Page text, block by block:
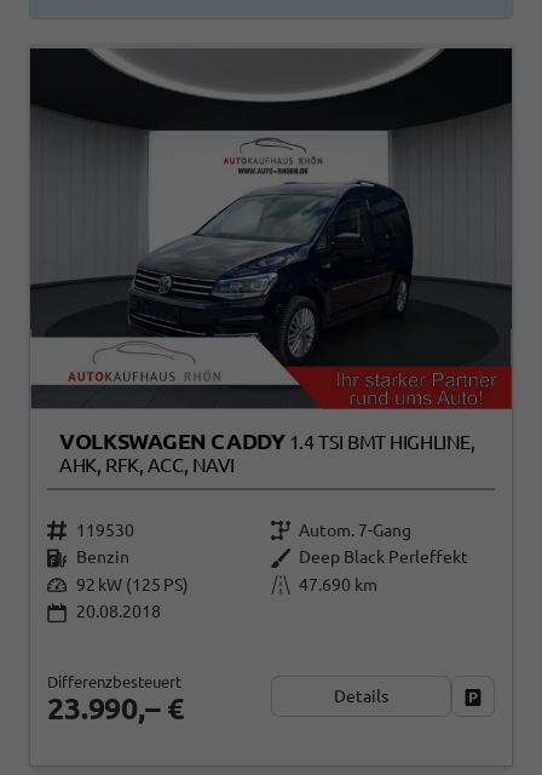
VOLKSWAGEN CADDY 1.4 TSI BMT HIGHLINE,
AHK, RFK, ACC, NAVI
119530
Autom. 7-Gang
Benzin
Deep Black Perleffekt
92 kW (125 PS)
47.690 km
20.08.2018
23.990,– €
Differenzbesteuert
Details